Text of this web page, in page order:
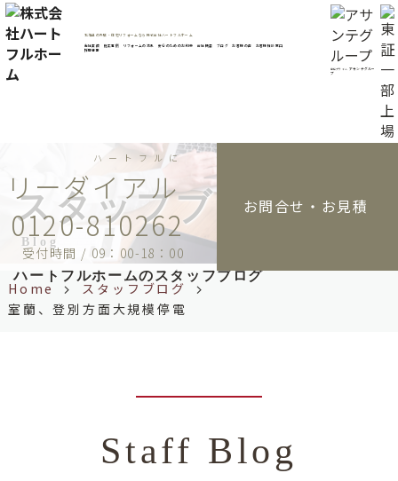
コ
ン
テ
ン
ッ
プ
北海道の外壁・住宅リフォームなら株式会社ハートフルホーム
当社実績 施工事例 リフォームの流れ 安心のためのお約束 会社概要 ブログ お客様の声
お客様相談窓口
採用情報
東証プライム アサンテグルー
プ
ハートフルに
0120-810262
受付時間 / 09：00-18：00
お問合せ・お見積
スタッフブログ
Blog
ハートフルホームのスタッフブログ
Home
スタッフブログ
室蘭、登別方面大規模停電
Staff Blog